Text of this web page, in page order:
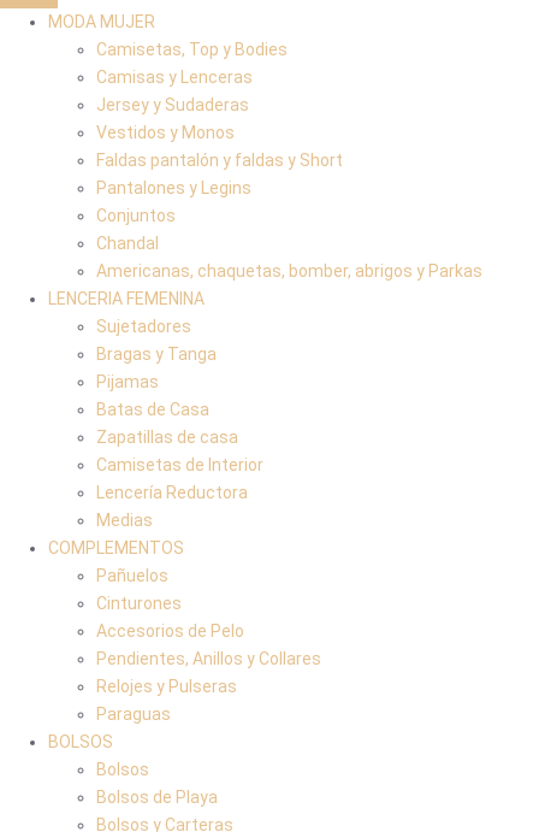
MODA MUJER
Camisetas, Top y Bodies
Camisas y Lenceras
Jersey y Sudaderas
Vestidos y Monos
Faldas pantalón y faldas y Short
Pantalones y Legins
Conjuntos
Chandal
Americanas, chaquetas, bomber, abrigos y Parkas
LENCERIA FEMENINA
Sujetadores
Bragas y Tanga
Pijamas
Batas de Casa
Zapatillas de casa
Camisetas de Interior
Lencería Reductora
Medias
COMPLEMENTOS
Pañuelos
Cinturones
Accesorios de Pelo
Pendientes, Anillos y Collares
Relojes y Pulseras
Paraguas
BOLSOS
Bolsos
Bolsos de Playa
Bolsos y Carteras